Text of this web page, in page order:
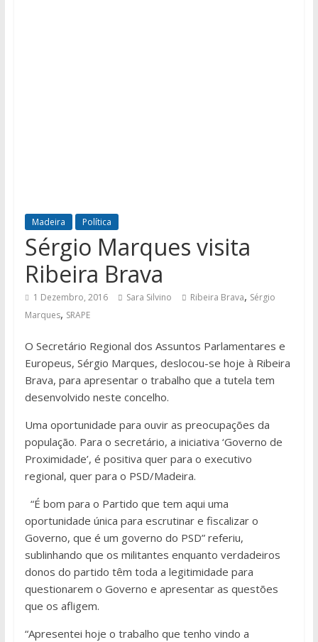
Madeira Política
Sérgio Marques visita
Ribeira Brava
1 Dezembro, 2016 Sara Silvino Ribeira Brava, Sérgio
Marques, SRAPE
O Secretário Regional dos Assuntos Parlamentares e
Europeus, Sérgio Marques, deslocou-se hoje à Ribeira
Brava, para apresentar o trabalho que a tutela tem
desenvolvido neste concelho.
Uma oportunidade para ouvir as preocupações da
população. Para o secretário, a iniciativa ‘Governo de
Proximidade’, é positiva quer para o executivo
regional, quer para o PSD/Madeira.
“É bom para o Partido que tem aqui uma
oportunidade única para escrutinar e fiscalizar o
Governo, que é um governo do PSD” referiu,
sublinhando que os militantes enquanto verdadeiros
donos do partido têm toda a legitimidade para
questionarem o Governo e apresentar as questões
que os afligem.
“Apresentei hoje o trabalho que tenho vindo a